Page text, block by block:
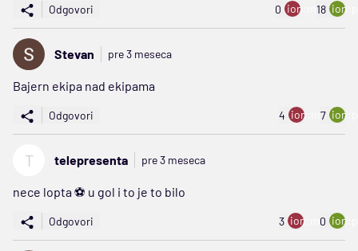
Odgovori 0 ion:minus
18
Stevan pre 3 meseca
Bajern ekipa nad ekipama
Odgovori 4 ion:minus
7
T telepresenta pre 3 meseca
nece lopta ⚽ u gol i to je to bilo
Odgovori 3 ion:minus
0